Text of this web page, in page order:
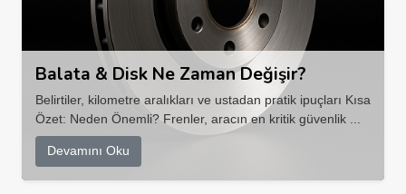
Balata & Disk Ne Zaman Değişir?
Belirtiler, kilometre aralıkları ve ustadan pratik ipuçları Kısa
Özet: Neden Önemli? Frenler, aracın en kritik güvenlik ...
Devamını Oku